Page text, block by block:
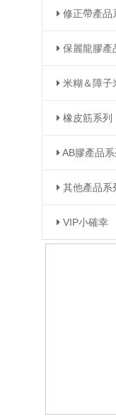
修正帶產品
保麗龍膠產
米糊＆障子
橡皮筋系列
AB膠產品系
其他產品系
VIP小確幸